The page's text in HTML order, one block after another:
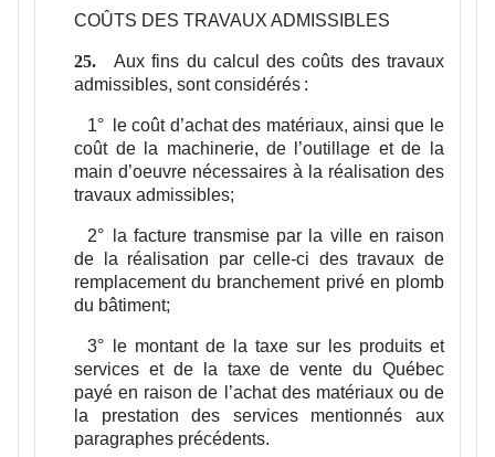
COÛTS DES TRAVAUX ADMISSIBLES
25.
Aux fins du calcul des coûts des travaux
admissibles, sont considérés :
1°
le coût d’achat des matériaux, ainsi que le
coût de la machinerie, de l’outillage et de la
main d’oeuvre nécessaires à la réalisation des
travaux admissibles;
2°
la facture transmise par la ville en raison
de la réalisation par celle-ci des travaux de
remplacement du branchement privé en plomb
du bâtiment;
3°
le montant de la taxe sur les produits et
services et de la taxe de vente du Québec
payé en raison de l’achat des matériaux ou de
la prestation des services mentionnés aux
paragraphes précédents.